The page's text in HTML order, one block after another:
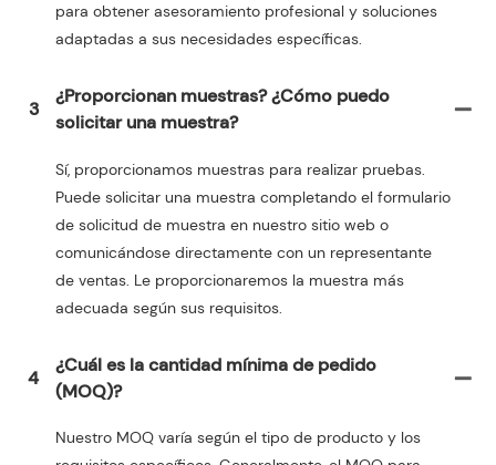
para obtener asesoramiento profesional y soluciones
adaptadas a sus necesidades específicas.
3
¿Proporcionan muestras? ¿Cómo puedo
solicitar una muestra?
Sí, proporcionamos muestras para realizar pruebas.
Puede solicitar una muestra completando el formulario
de solicitud de muestra en nuestro sitio web o
comunicándose directamente con un representante
de ventas. Le proporcionaremos la muestra más
adecuada según sus requisitos.
4
¿Cuál es la cantidad mínima de pedido
(MOQ)?
Nuestro MOQ varía según el tipo de producto y los